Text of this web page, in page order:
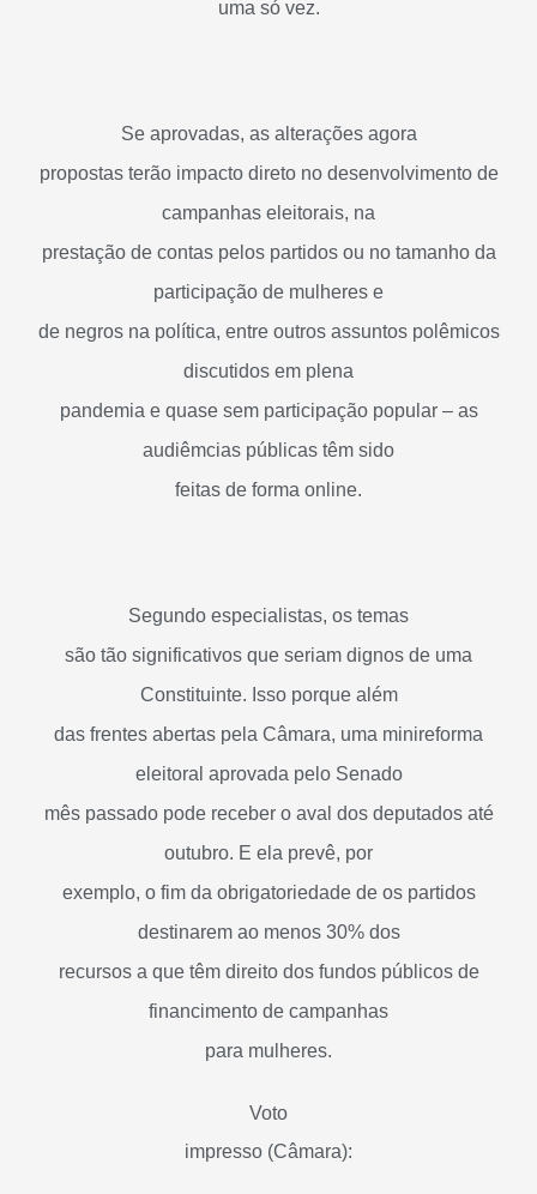
uma só vez.
Se aprovadas, as alterações agora
propostas terão impacto direto no desenvolvimento de
campanhas eleitorais, na
prestação de contas pelos partidos ou no tamanho da
participação de mulheres e
de negros na política, entre outros assuntos polêmicos
discutidos em plena
pandemia e quase sem participação popular – as
audiêmcias públicas têm sido
feitas de forma online.
Segundo especialistas, os temas
são tão significativos que seriam dignos de uma
Constituinte. Isso porque além
das frentes abertas pela Câmara, uma minireforma
eleitoral aprovada pelo Senado
mês passado pode receber o aval dos deputados até
outubro. E ela prevê, por
exemplo, o fim da obrigatoriedade de os partidos
destinarem ao menos 30% dos
recursos a que têm direito dos fundos públicos de
financimento de campanhas
para mulheres.
Voto
impresso (Câmara):